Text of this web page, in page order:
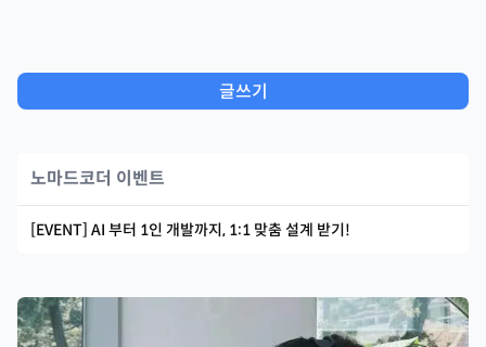
글쓰기
노마드코더 이벤트
[EVENT] AI 부터 1인 개발까지, 1:1 맞춤 설계 받기!